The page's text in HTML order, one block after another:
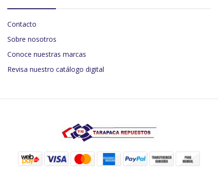
Contacto
Sobre nosotros
Conoce nuestras marcas
Revisa nuestro catálogo digital